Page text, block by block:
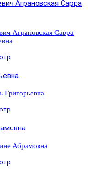
Аграновская Сарра
Григорьевна
Абрамовна